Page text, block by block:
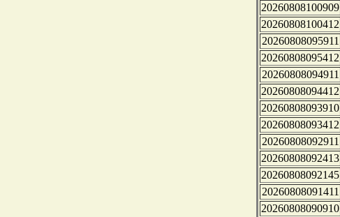
20260808100909
20260808100412
20260808095911
20260808095412
20260808094911
20260808094412
20260808093910
20260808093412
20260808092911
20260808092413
20260808092145
20260808091411
20260808090910